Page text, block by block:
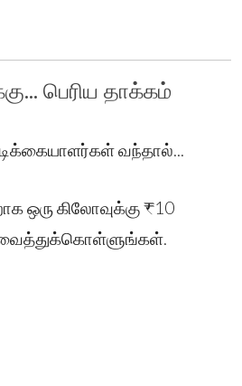
பெரிய தாக்கம்
வந்தால்...
ஒரு கிலோவுக்கு ₹10
வைத்துக்கொள்ளுங்கள்.